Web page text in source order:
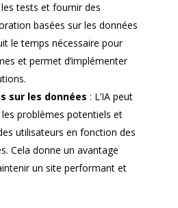
tests et fournir des
basées sur les données
le temps nécessaire pour
et permet d’implémenter
sur les données : L’IA peut
problèmes potentiels et
utilisateurs en fonction des
Cela donne un avantage
un site performant et